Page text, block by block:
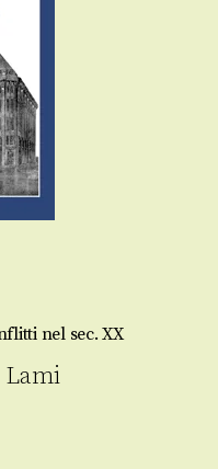
nel sec. XX
Lami